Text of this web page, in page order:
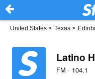
United States > Texas >
Latino
FM · 104.1